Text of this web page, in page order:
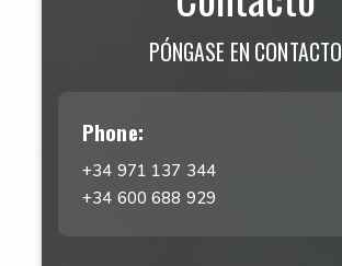
PÓNGASE EN CONTACTO
Phone:
+34 971 137 344
+34 600 688 929